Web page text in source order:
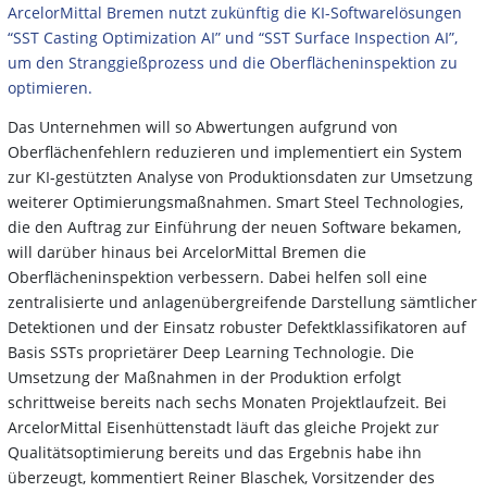
ArcelorMittal Bremen nutzt zukünftig die KI-Softwarelösungen
“SST Casting Optimization AI” und “SST Surface Inspection AI”,
um den Stranggießprozess und die Oberflächeninspektion zu
optimieren.
Das Unternehmen will so Abwertungen aufgrund von
Oberflächenfehlern reduzieren und implementiert ein System
zur KI-gestützten Analyse von Produktionsdaten zur Umsetzung
weiterer Optimierungsmaßnahmen. Smart Steel Technologies,
die den Auftrag zur Einführung der neuen Software bekamen,
will darüber hinaus bei ArcelorMittal Bremen die
Oberflächeninspektion verbessern. Dabei helfen soll eine
zentralisierte und anlagenübergreifende Darstellung sämtlicher
Detektionen und der Einsatz robuster Defektklassifikatoren auf
Basis SSTs proprietärer Deep Learning Technologie. Die
Umsetzung der Maßnahmen in der Produktion erfolgt
schrittweise bereits nach sechs Monaten Projektlaufzeit. Bei
ArcelorMittal Eisenhüttenstadt läuft das gleiche Projekt zur
Qualitätsoptimierung bereits und das Ergebnis habe ihn
überzeugt, kommentiert Reiner Blaschek, Vorsitzender des